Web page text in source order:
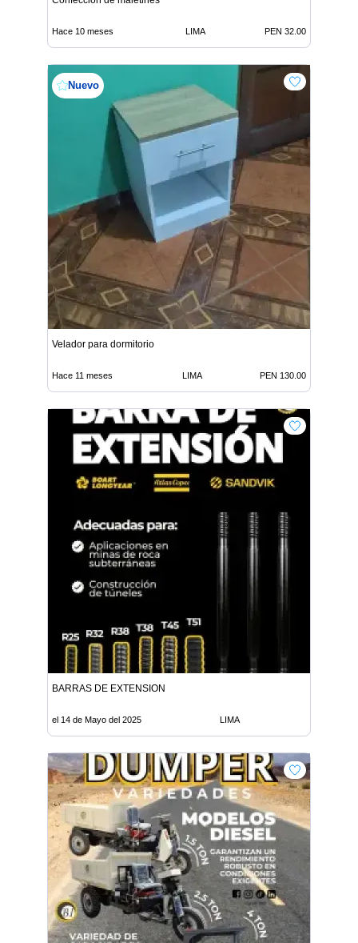
Hace 10 meses LIMA PEN 32.00
Nuevo
Velador para dormitorio
Hace 11 meses LIMA PEN 130.00
BARRAS DE EXTENSION
el 14 de Mayo del 2025 LIMA